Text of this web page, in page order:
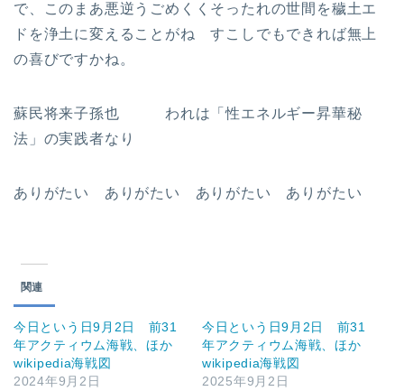
で、このまあ悪逆うごめくくそったれの世間を穢土エ
ドを浄土に変えることがね すこしでもできれば無上
の喜びですかね。
蘇民将来子孫也 われは「性エネルギー昇華秘
法」の実践者なり
ありがたい ありがたい ありがたい ありがたい
関連
今日という日9月2日 前31
年アクティウム海戦、ほか
wikipedia海戦図
2024年9月2日
今日という日9月2日 前31
年アクティウム海戦、ほか
wikipedia海戦図
2025年9月2日